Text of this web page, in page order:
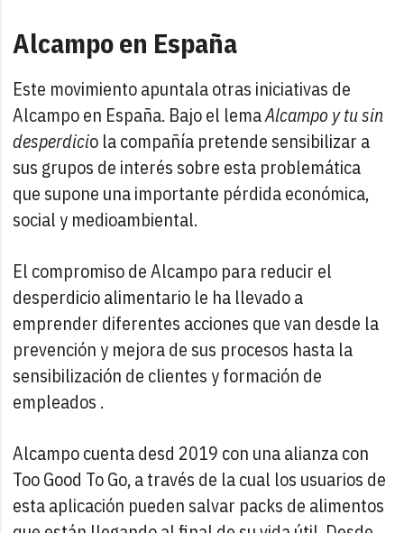
Alcampo en España
Este movimiento apuntala otras iniciativas de
Alcampo en España. Bajo el lemaAlcampo y tu sin
desperdicio la compañía pretende sensibilizar a
sus grupos de interés sobre esta problemática
que supone una importante pérdida económica,
social y medioambiental.
El compromiso de Alcampo para reducir el
desperdicio alimentario le ha llevado a
emprender diferentes acciones que van desde la
prevención y mejora de sus procesos hasta la
sensibilización de clientes y formación de
empleados .
Alcampo cuenta desd 2019 con una alianza con
Too Good To Go, a través de la cual los usuarios de
esta aplicación pueden salvar packs de alimentos